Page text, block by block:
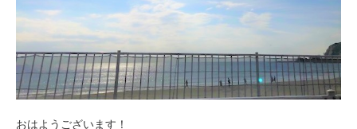
おはようございます！